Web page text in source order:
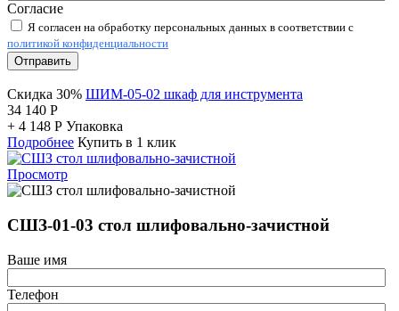
Согласие
Я согласен на обработку персональных данных в соответствии с
политикой конфиденциальности
Отправить
Скидка 30% ШИМ-05-02 шкаф для инструмента
34 140 Р
+ 4 148 Р Упаковка
Подробнее Купить в 1 клик
Просмотр
СШЗ-01-03 стол шлифовально-зачистной
Ваше имя
Телефон